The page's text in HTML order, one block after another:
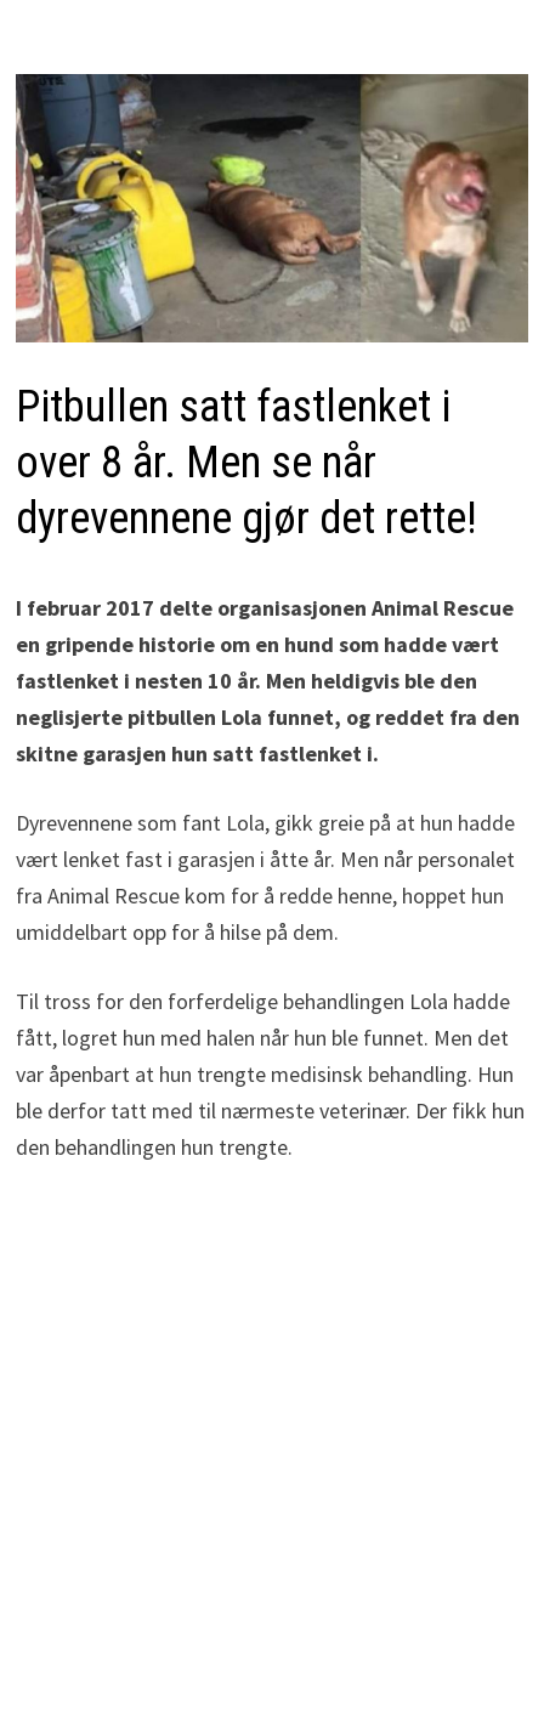
Pitbullen satt fastlenket i
over 8 år. Men se når
dyrevennene gjør det rette!
I februar 2017 delte organisasjonen Animal Rescue
en gripende historie om en hund som hadde vært
fastlenket i nesten 10 år. Men heldigvis ble den
neglisjerte pitbullen Lola funnet, og reddet fra den
skitne garasjen hun satt fastlenket i.
Dyrevennene som fant Lola, gikk greie på at hun hadde
vært lenket fast i garasjen i åtte år. Men når personalet
fra Animal Rescue kom for å redde henne, hoppet hun
umiddelbart opp for å hilse på dem.
Til tross for den forferdelige behandlingen Lola hadde
fått, logret hun med halen når hun ble funnet. Men det
var åpenbart at hun trengte medisinsk behandling. Hun
ble derfor tatt med til nærmeste veterinær. Der fikk hun
den behandlingen hun trengte.